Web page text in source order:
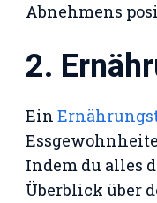
Abnehmens
2.
Ein
Indem du alles
Überblick über